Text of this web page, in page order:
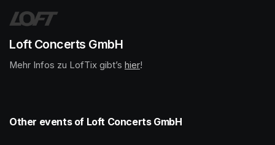
Loft Concerts GmbH
Mehr Infos zu LofTix gibt’s (opens in a new tab)
hier(opens in a new tab)
!
Other events of Loft Concerts GmbH